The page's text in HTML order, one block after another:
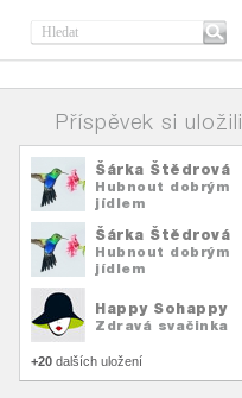
Příspěvek si uložili
Šárka Štědrová
Hubnout dobrým
jídlem
Šárka Štědrová
Hubnout dobrým
jídlem
Happy Sohappy
Zdravá svačinka
+20 dalších uložení